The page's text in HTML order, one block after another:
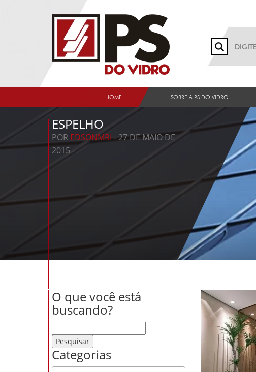
HOME SOBRE A PS DO VIDRO
ESPELHO
POR EDSONMRI- 27 DE MAIO DE
2015 -
O que você está
buscando?
Categorias